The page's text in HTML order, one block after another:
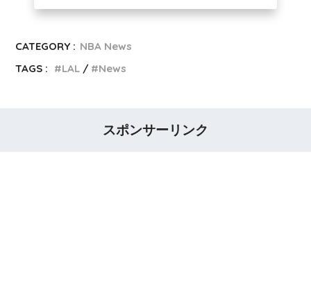
CATEGORY : NBA News
TAGS :
LAL News
スポンサーリンク